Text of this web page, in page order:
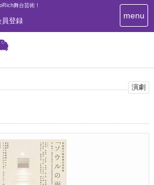
舞台芸術！
員登録
T
o
i
g
menu
演劇